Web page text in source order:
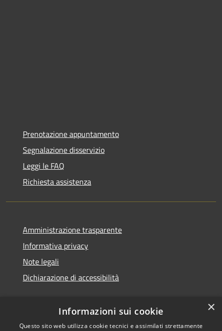
Prenotazione appuntamento
Segnalazione disservizio
Leggi le FAQ
Richiesta assistenza
Amministrazione trasparente
Informativa privacy
Note legali
Dichiarazione di accessibilità
×
Informazioni sui cookie
Questo sito web utilizza cookie tecnici e assimilati strettamente